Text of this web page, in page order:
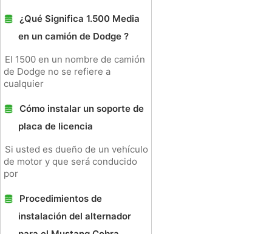
¿Qué Significa 1.500 Media
en un camión de Dodge ?
El 1500 en un nombre de camión
de Dodge no se refiere a
cualquier
Cómo instalar un soporte de
placa de licencia
Si usted es dueño de un vehículo
de motor y que será conducido
por
Procedimientos de
instalación del alternador